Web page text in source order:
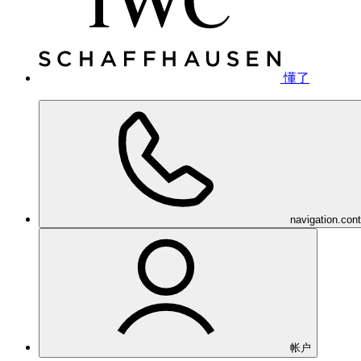
懂了
帐户